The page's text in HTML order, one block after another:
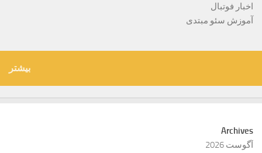
اخبار فوتبال
آموزش سئو مبتدی
بیشتر
Archives
آگوست 2026